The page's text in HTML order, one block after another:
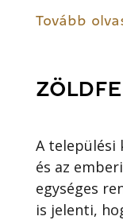
Tovább
A települési
és az
egységes
is jelenti,